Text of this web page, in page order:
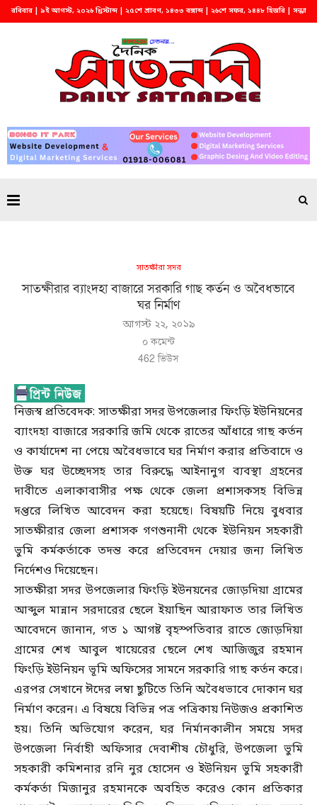
রবিবার | ৯ই আগস্ট, ২০২৬ খ্রিস্টাব্দ | ২৫শে শ্রাবণ, ১৪৩৩ বঙ্গাব্দ | ২৬শে সফর, ১৪৪৮ হিজরি | সন্ধ্যা
সাতক্ষীরা সদর
সাতক্ষীরার ব্যাংদহা বাজারে সরকারি গাছ কর্তন ও অবৈধভাবে
ঘর নির্মাণ
আগস্ট ২২, ২০১৯
০ কমেন্ট
462 ভিউস
নিজস্ব প্রতিবেদক: সাতক্ষীরা সদর উপজেলার ফিংড়ি ইউনিয়নের
ব্যাংদহা বাজারে সরকারি জমি থেকে রাতের আঁধারে গাছ কর্তন
ও কার্যাদেশ না পেয়ে অবৈধভাবে ঘর নির্মাণ করার প্রতিবাদে ও
উক্ত ঘর উচ্ছেদসহ তার বিরুদ্ধে আইনানুগ ব্যবস্থা গ্রহনের
দাবীতে এলাকাবাসীর পক্ষ থেকে জেলা প্রশাসকসহ বিভিন্ন
দপ্তরে লিখিত আবেদন করা হয়েছে। বিষয়টি নিয়ে বুধবার
সাতক্ষীরার জেলা প্রশাসক গণশুনানী থেকে ইউনিয়ন সহকারী
ভুমি কর্মকর্তাকে তদন্ত করে প্রতিবেদন দেয়ার জন্য লিখিত
নির্দেশও দিয়েছেন।
সাতক্ষীরা সদর উপজেলার ফিংড়ি ইউনয়নের জোড়দিয়া গ্রামের
আব্দুল মান্নান সরদারের ছেলে ইয়াছিন আরাফাত তার লিখিত
আবেদনে জানান, গত ১ আগষ্ট বৃহস্পতিবার রাতে জোড়দিয়া
গ্রামের শেখ আবুল খায়েরের ছেলে শেখ আজিজুর রহমান
ফিংড়ি ইউনিয়ন ভূমি অফিসের সামনে সরকারি গাছ কর্তন করে।
এরপর সেখানে ঈদের লম্বা ছুটিতে তিনি অবৈধভাবে দোকান ঘর
নির্মাণ করেন। এ বিষয়ে বিভিন্ন পত্র পত্রিকায় নিউজও প্রকাশিত
হয়। তিনি অভিযোগ করেন, ঘর নির্মানকালীন সময়ে সদর
উপজেলা নির্বাহী অফিসার দেবাশীষ চৌধুরি, উপজেলা ভুমি
সহকারী কমিশনার রনি নুর হোসেন ও ইউনিয়ন ভুমি সহকারী
কর্মকর্তা মিজানুর রহমানকে অবহিত করেও কোন প্রতিকার